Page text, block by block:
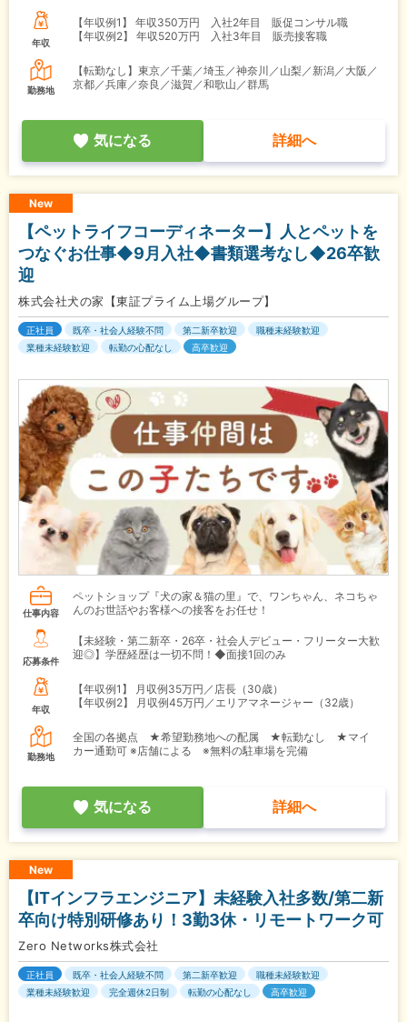
年収
【年収例1】
年収350万円 入社2年目 販促コンサル職
【年収例2】
年収520万円 入社3年目 販売接客職
勤務地
【転勤なし】東京／千葉／埼玉／神奈川／山梨／新潟／大阪／
京都／兵庫／奈良／滋賀／和歌山／群馬
気になる 詳細へ
New
【ペットライフコーディネーター】人とペットを
つなぐお仕事◆9月入社◆書類選考なし◆26卒歓
迎
株式会社犬の家【東証プライム上場グループ】
正社員 既卒・社会人経験不問 第二新卒歓迎
職種未経験歓迎
業種未経験歓迎
転勤の心配なし 高卒歓迎
仕事内容
ペットショップ『犬の家＆猫の里』で、ワンちゃん、ネコちゃ
んのお世話やお客様への接客をお任せ！
応募条件
【未経験・第二新卒・26卒・社会人デビュー・フリーター大歓
迎◎】学歴経歴は一切不問！◆面接1回のみ
年収
【年収例1】
月収例35万円／店長（30歳）
【年収例2】
月収例45万円／エリアマネージャー（32歳）
勤務地
全国の各拠点 ★希望勤務地への配属 ★転勤なし ★マイ
カー通勤可 ※店舗による ※無料の駐車場を完備
気になる 詳細へ
New
【ITインフラエンジニア】未経験入社多数/第二新
卒向け特別研修あり！3勤3休・リモートワーク可
Zero Networks株式会社
正社員 既卒・社会人経験不問 第二新卒歓迎
職種未経験歓迎
業種未経験歓迎
完全週休2日制 転勤の心配なし 高卒歓迎